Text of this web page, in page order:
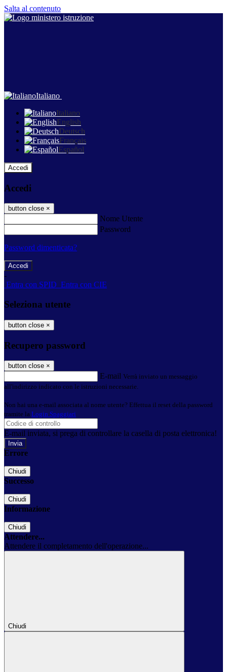
Salta al contenuto
Italiano
Italiano
English
Deutsch
Français
Español
Accedi
Accedi
button close ×
Nome Utente
Password
Password dimenticata?
-
Entra con SPID Entra con CIE
Seleziona utente
button close ×
Recupero password
button close ×
E-mail Verrà inviato un messaggio
all'indirizzo indicato con le istruzioni necessarie.
Non hai una e-mail associata al nome utente? Effettua il reset della password
tramite la Login Spaggiari
E-mail inviata, si prega di controllare la casella di posta elettronica!
Errore
Chiudi
Successo
Chiudi
Informazione
Chiudi
Attendere...
Attendere il completamento dell'operazione...
Chiudi